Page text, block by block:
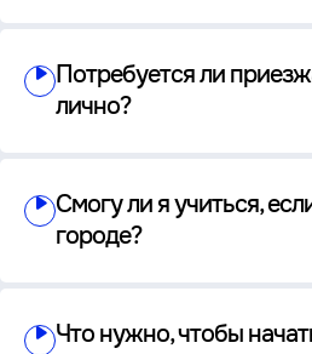
Потребуется ли
лично?
Смогу ли я учиться,
городе?
Что нужно, чтобы